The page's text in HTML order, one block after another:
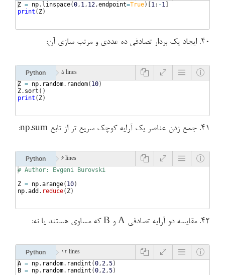
Z = np. linspace(0, 1, 12,endpoint=True) [1: -1]
print ( Z)
۴۰. ایجاد یک بردار تصادفی ده عددی و مرتب سازی آن:
Python 5 lines
Z = np. random. random( 10)
Z. sort ( )
print ( Z)
۴۱. جمع زدن عناصر یک آرایه کوچک سریع تر از تابع np.sum:
Python 6 lines
# Author: Evgeni Burovski
Z = np.arange( 10)
np.add . reduce( Z)
۴۲. مقایسه دو آرایه تصادفی A و B که مساوی هستند یا نه:
Python 12 lines
A = np. random. randint (0,2,5)
B = np. random. randint (0,2,5)